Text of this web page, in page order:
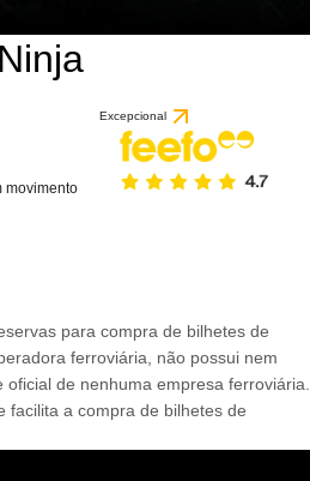
movimento
Excepcional
para compra de bilhetes de
ferroviária, não possui nem
de nenhuma empresa ferroviária.
facilita a compra de bilhetes de